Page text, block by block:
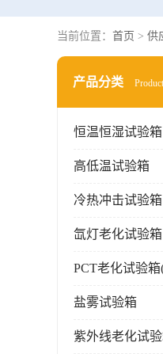
当前位置： 首页 > 供
产品分类 Product
恒温恒湿试验箱
高低温试验箱
冷热冲击试验箱
氙灯老化试验箱
PCT老化试验箱
盐雾试验箱
紫外线老化试